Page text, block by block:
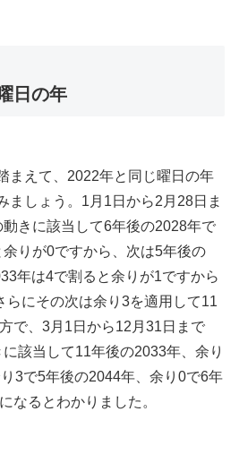
日の年
まえて、2022年と同じ曜日の年
ましょう。1月1日から2月28日ま
きに該当して6年後の2028年で
りが0ですから、次は5年後の
年は4で割ると余りが1ですから
らにその次は余り3を適用して11
で、3月1日から12月31日まで
該当して11年後の2033年、余り
3で5年後の2044年、余り0で6年
なるとわかりました。